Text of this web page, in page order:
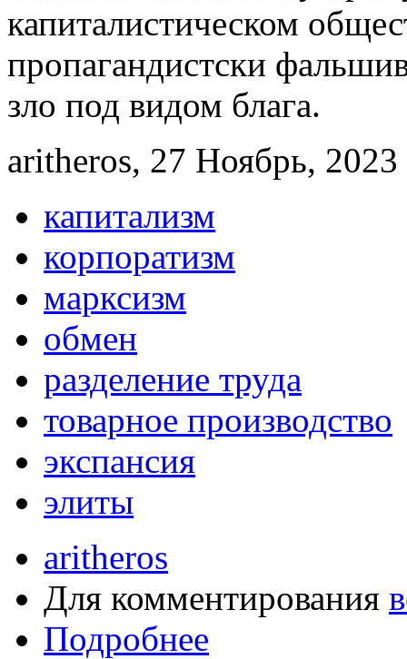
капиталистическом
пропагандистски
зло под видом блага.
aritheros, 27 Ноябрь,
капитализм
корпоратизм
марксизм
обмен
разделение труда
товарное производство
экспансия
элиты
aritheros
Для комментирования
Подробнее